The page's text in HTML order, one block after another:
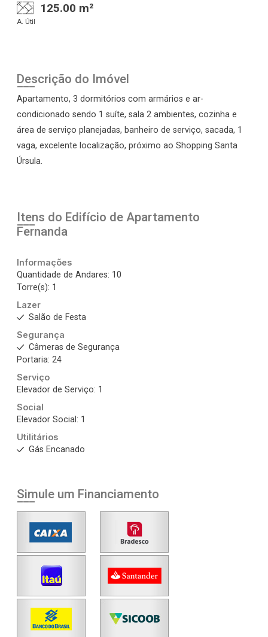
125.00 m²
A. Útil
Descrição do Imóvel
Apartamento, 3 dormitórios com armários e ar-
condicionado sendo 1 suíte, sala 2 ambientes, cozinha e
área de serviço planejadas, banheiro de serviço, sacada, 1
vaga, excelente localização, próximo ao Shopping Santa
Úrsula.
Itens do Edifício de Apartamento
Fernanda
Informações
Quantidade de Andares: 10
Torre(s): 1
Lazer
Salão de Festa
Segurança
Câmeras de Segurança
Portaria: 24
Serviço
Elevador de Serviço: 1
Social
Elevador Social: 1
Utilitários
Gás Encanado
Simule um Financiamento